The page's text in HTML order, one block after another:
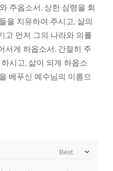
주옵소서. 상한 심령을 회
을 치유하여 주시고, 삶의
고 먼저 그의 나라와 의를
서게 하옵소서. 간절히 주
시고, 삶이 되게 하옵소
베푸신 예수님의 이름으